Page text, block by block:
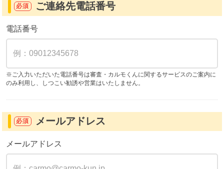
必須 ご連絡先電話番号
電話番号
※ご入力いただいた電話番号は審査・カルモくんに関するサービスのご案内に
のみ利用し、しつこい勧誘や営業はいたしません。
必須 メールアドレス
メールアドレス